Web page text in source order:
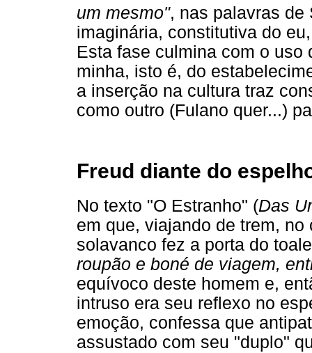
um mesmo", nas palavras de
imaginária, constitutiva do
Esta fase culmina com o uso
minha, isto é, do
a inserção na cultura traz
como outro (Fulano quer...)
Freud diante do
No texto "O Estranho" (Das
em que, viajando de trem,
solavanco fez a porta do
roupão e boné de viagem,
equívoco deste homem e,
intruso era seu reflexo no
emoção, confessa que
assustado com seu "duplo"